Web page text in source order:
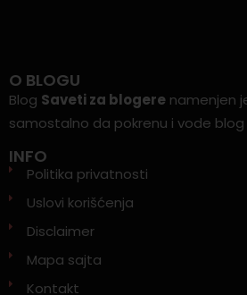
O BLOGU
Blog Saveti za blogere namenjen
samostalno da pokrenu i vode blog
INFO
Politika privatnosti
Uslovi korišćenja
Disclaimer
Mapa sajta
Kontakt